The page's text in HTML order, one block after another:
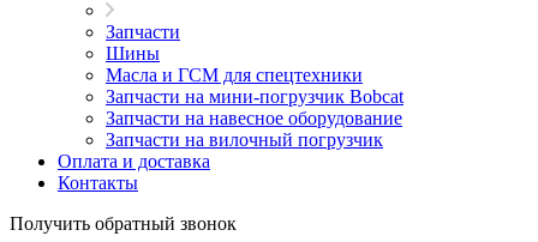
Запчасти
Шины
Масла и ГСМ для спецтехники
Запчасти на мини-погрузчик Bobcat
Запчасти на навесное оборудование
Запчасти на вилочный погрузчик
Оплата и доставка
Контакты
Получить обратный звонок